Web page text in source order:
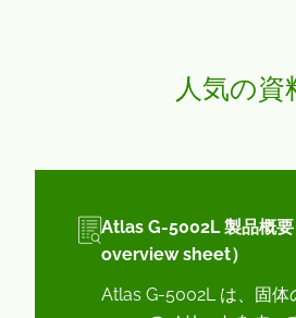
人気の資
Atlas G-5002L 製品概
overview sheet）
Atlas G-5002L は、固体